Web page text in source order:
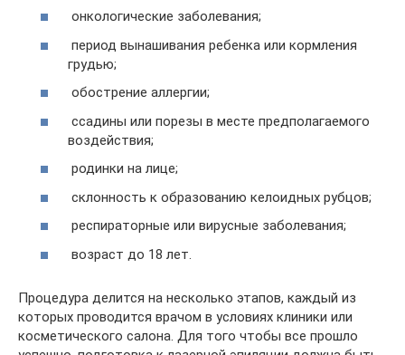
онкологические заболевания;
период вынашивания ребенка или кормления
грудью;
обострение аллергии;
ссадины или порезы в месте предполагаемого
воздействия;
родинки на лице;
склонность к образованию келоидных рубцов;
респираторные или вирусные заболевания;
возраст до 18 лет.
Процедура делится на несколько этапов, каждый из
которых проводится врачом в условиях клиники или
косметического салона. Для того чтобы все прошло